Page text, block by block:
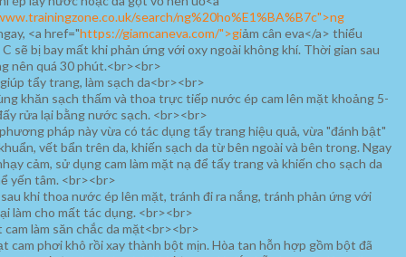
search/ng%20ho%E1%BA%B7c">ng
<a href="https://giamcaneva.com/">giảm cân eva</a> thiểu
sẽ bị bay mất khi phản ứng với oxy ngoài không khí. Thời gian sau
nên quá 30 phút.<br><br>
tẩy trang, làm sạch da<br><br>
khăn sạch thấm và thoa trực tiếp nước ép cam lên mặt khoảng 5-
rửa lại bằng nước sạch. <br><br>
pháp này vừa có tác dụng tẩy trang hiệu quả, vừa "đánh bật"
vết bẩn trên da, khiến sạch da từ bên ngoài và bên trong. Ngay
cảm, sử dụng cam làm mặt nạ để tẩy trang và khiến cho sạch da
yến tâm. <br><br>
khi thoa nước ép lên mặt, tránh đi ra nắng, tránh phản ứng với
làm cho mất tác dụng. <br><br>
làm săn chắc da mặt<br><br>
cam phơi khô rồi xay thành bột mịn. Hòa tan hỗn hợp gồm bột đã